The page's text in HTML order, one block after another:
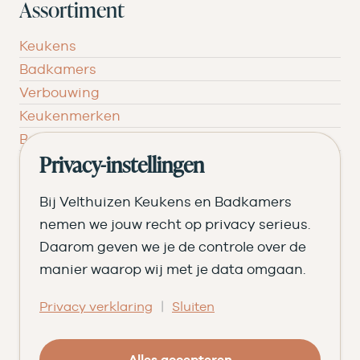
Assortiment
Keukens
Badkamers
Verbouwing
Keukenmerken
Badkamermerken
Inspiratie
Verken jouw keuken
Stel jouw keuken samen
Begroot jouw badkamer
Ontvang het magazine
Ons verhaal
Geschiedenis
Privacy-instellingen
Bij Velthuizen Keukens en Badkamers
nemen we jouw recht op privacy serieus.
Daarom geven we je de controle over de
manier waarop wij met je data omgaan.
Privacy verklaring | Sluiten